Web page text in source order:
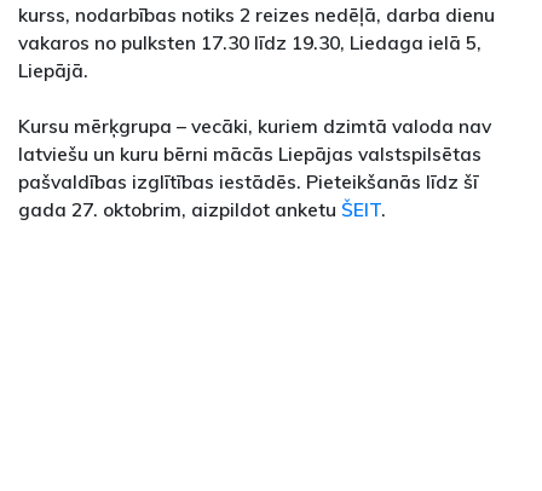
kurss, nodarbības notiks 2 reizes nedēļā, darba dienu
vakaros no pulksten 17.30 līdz 19.30, Liedaga ielā 5,
Liepājā.
Kursu mērķgrupa – vecāki, kuriem dzimtā valoda nav
latviešu un kuru bērni mācās Liepājas valstspilsētas
pašvaldības izglītības iestādēs. Pieteikšanās līdz šī
gada 27. oktobrim, aizpildot anketu ŠEIT.